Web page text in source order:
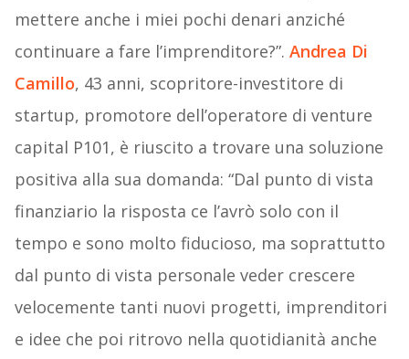
mettere anche i miei pochi denari anziché
continuare a fare l’imprenditore?”. Andrea Di
Camillo, 43 anni, scopritore-investitore di
startup, promotore dell’operatore di venture
capital P101, è riuscito a trovare una soluzione
positiva alla sua domanda: “Dal punto di vista
finanziario la risposta ce l’avrò solo con il
tempo e sono molto fiducioso, ma soprattutto
dal punto di vista personale veder crescere
velocemente tanti nuovi progetti, imprenditori
e idee che poi ritrovo nella quotidianità anche